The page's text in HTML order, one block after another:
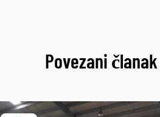
Povezani članak